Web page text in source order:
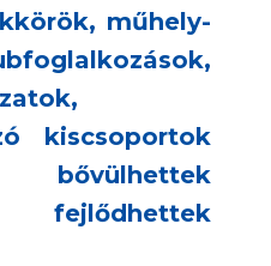
műhely-
kiscsoportok